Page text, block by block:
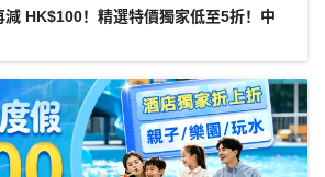
HK$100！精選特價獨家低至5折！中